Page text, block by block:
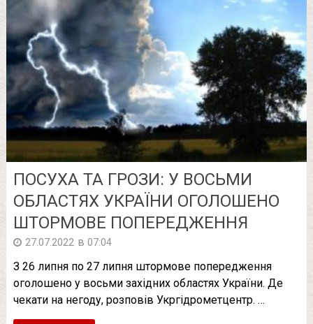
ПОСУХА ТА ГРОЗИ: У ВОСЬМИ
ОБЛАСТЯХ УКРАЇНИ ОГОЛОШЕНО
ШТOРМOВE ПОПЕРЕДЖЕННЯ
27.07.2022 в 07:04
З 26 липня по 27 липня штормове попередження
оголошено у восьми західних областях України. Де
чекати на негоду, розповів Укргідрометцентр. …